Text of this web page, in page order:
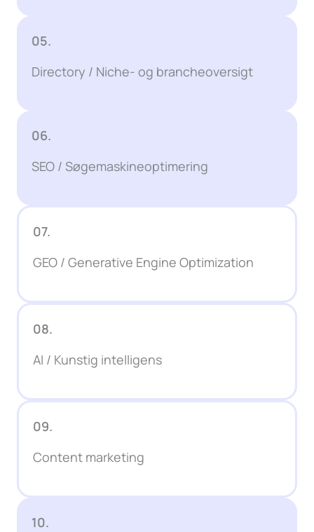
05.
Directory / Niche- og brancheoversigt
06.
SEO / Søgemaskineoptimering
07.
GEO / Generative Engine Optimization
08.
AI / Kunstig intelligens
09.
Content marketing
10.